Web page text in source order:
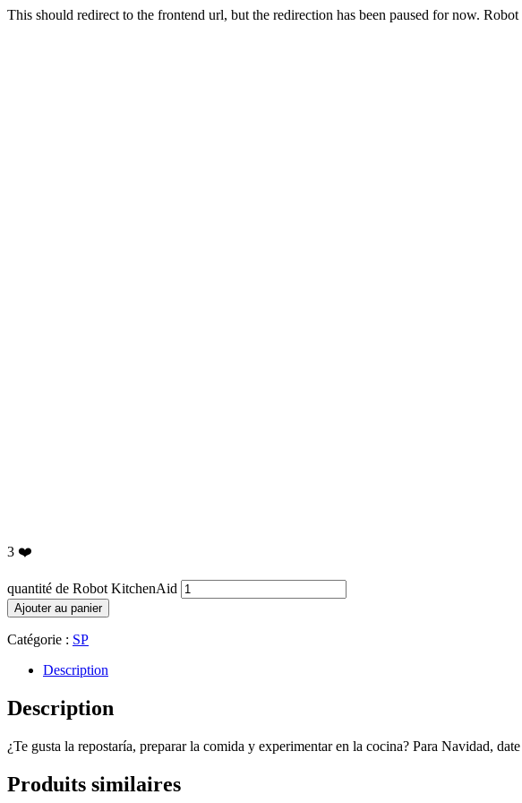
This should redirect to the frontend url, but the redirection has been paused for now.
3 ❤️
quantité de Robot KitchenAid
Ajouter au panier
Catégorie : SP
Description
Description
¿Te gusta la repostaría, preparar la comida y experimentar en la cocina? Para Navidad,
Produits similaires